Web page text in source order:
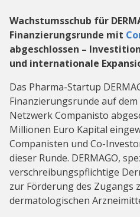
Wachstumsschub für
Finanzierungsrunde mit
abgeschlossen –
und internationale
Das Pharma-Startup
Finanzierungsrunde auf
Netzwerk Companisto
Millionen Euro Kapital
Companisten und Co-
dieser Runde. DERMAGO,
verschreibungspflichtige
zur Förderung des Zugangs
dermatologischen